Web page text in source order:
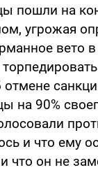
пошли на
угрожая
вето в
отмене
на 90%
и что ему
что он не